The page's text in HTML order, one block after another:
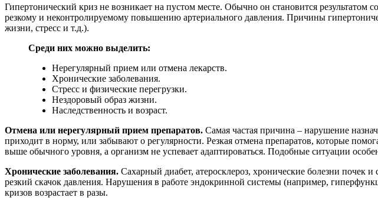
Гипертонический криз не возникает на пустом месте. Обычно он становится
резкому и неконтролируемому повышению артериального давления. Причины
жизни, стресс и т.д.).
Среди них можно выделить:
Нерегулярный прием или отмена лекарств.
Хронические заболевания.
Стресс и физические перегрузки.
Нездоровый образ жизни.
Наследственность и возраст.
Отмена или нерегулярный прием препаратов. Самая частая причина – нарушение
приходит в норму, или забывают о регулярности. Резкая отмена препаратов, которые
выше обычного уровня, а организм не успевает адаптироваться. Подобные ситуации
Хронические заболевания. Сахарный диабет, атеросклероз, хронические болезни
резкий скачок давления. Нарушения в работе эндокринной системы (например,
кризов возрастает в разы.